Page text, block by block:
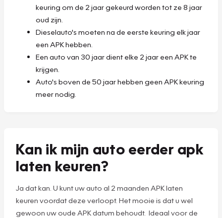
keuring om de 2 jaar gekeurd worden tot ze 8 jaar
oud zijn.
Dieselauto's moeten na de eerste keuring elk jaar
een APK hebben.
Een auto van 30 jaar dient elke 2 jaar een APK te
krijgen.
Auto's boven de 50 jaar hebben geen APK keuring
meer nodig.
Kan ik mijn auto eerder apk
laten keuren?
Ja dat kan. U kunt uw auto al 2 maanden APK laten
keuren voordat deze verloopt. Het mooie is dat u wel
gewoon uw oude APK datum behoudt. Ideaal voor de